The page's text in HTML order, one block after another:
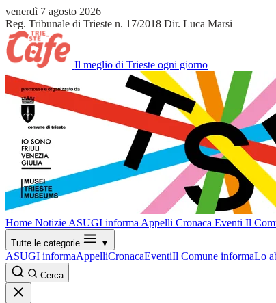
venerdì 7 agosto 2026
Reg. Tribunale di Trieste n. 17/2018 Dir. Luca Marsi
Il meglio di Trieste ogni giorno
Home Notizie ASUGI informa Appelli Cronaca Eventi Il
Tutte le categorie ▼
ASUGI informaAppelliCronacaEventiIl Comune informaLo
Cerca